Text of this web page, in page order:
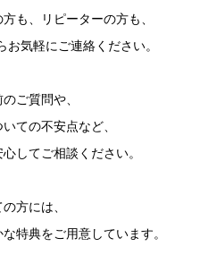
も、リピーターの方も、
お気軽にご連絡ください。
ご質問や、
ての不安点など、
心してご相談ください。
方には、
特典をご用意しています。